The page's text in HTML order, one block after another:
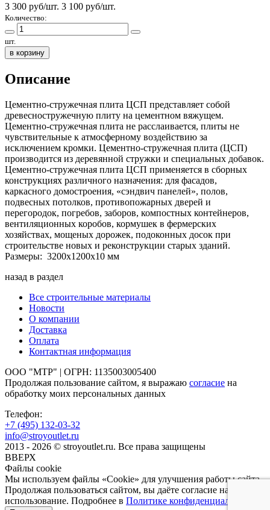
3 300 руб/шт. 3 100 руб/шт.
Количество:
шт.
в корзину
Описание
Цементно-стружечная плита ЦСП представляет собой
древесностружечную плиту на цементном вяжущем.
Цементно-стружечная плита не расслаивается, плиты не
чувствительные к атмосферному воздействию за
исключением кромки. Цементно-стружечная плита (ЦСП)
производится из деревянной стружки и специальных добавок.
Цементно-стружечная плита ЦСП применяется в сборных
конструкциях различного назначения: для фасадов,
каркасного домостроения, «сэндвич панелей», полов,
подвесных потолков, противопожарных дверей и
перегородок, погребов, заборов, компостных контейнеров,
вентиляционных коробов, кормушек в фермерских
хозяйствах, мощеных дорожек, подоконных досок при
строительстве новых и реконструкции старых зданий.
Размеры: 3200х1200х10 мм
назад в раздел
Все строительные материалы
Новости
О компании
Доставка
Оплата
Контактная информация
ООО "МТР" | ОГРН: 1135003005400
Продолжая пользование сайтом, я выражаю согласие на
обработку моих персональных данных
Телефон:
+7 (495) 132-03-32
info@stroyoutlet.ru
2013 - 2026 © stroyoutlet.ru. Все права защищены
ВВЕРХ
Файлы cookie
Мы используем файлы «Cookie» для улучшения работы сайта.
Продолжая пользоваться сайтом, вы даёте согласие на их
использование. Подробнее в Политике конфиденциальности